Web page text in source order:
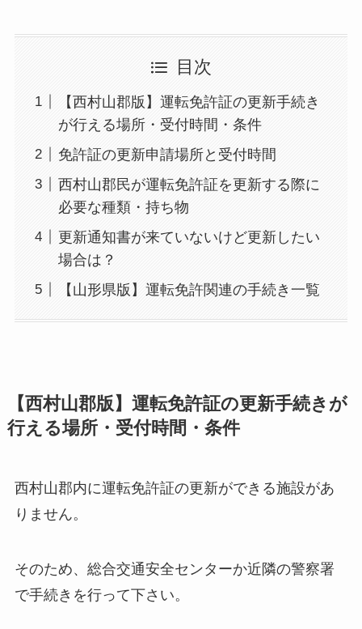
目次
【西村山郡版】運転免許証の更新手続き
が行える場所・受付時間・条件
免許証の更新申請場所と受付時間
西村山郡民が運転免許証を更新する際に
必要な種類・持ち物
更新通知書が来ていないけど更新したい
場合は？
【山形県版】運転免許関連の手続き一覧
【西村山郡版】運転免許証の更新手続きが
行える場所・受付時間・条件
西村山郡内に運転免許証の更新ができる施設があ
りません。
そのため、総合交通安全センターか近隣の警察署
で手続きを行って下さい。